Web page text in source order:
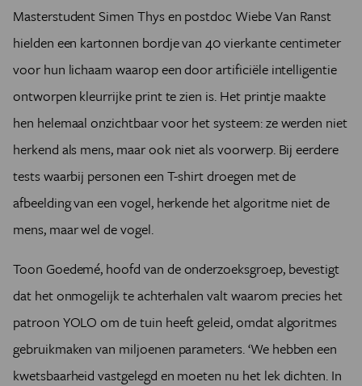
Masterstudent Simen Thys en postdoc Wiebe Van Ranst
hielden een kartonnen bordje van 40 vierkante centimeter
voor hun lichaam waarop een door artificiële intelligentie
ontworpen kleurrijke print te zien is. Het printje maakte
hen helemaal onzichtbaar voor het systeem: ze werden niet
herkend als mens, maar ook niet als voorwerp. Bij eerdere
tests waarbij personen een T-shirt droegen met de
afbeelding van een vogel, herkende het algoritme niet de
mens, maar wel de vogel.
Toon Goedemé, hoofd van de onderzoeksgroep, bevestigt
dat het onmogelijk te achterhalen valt waarom precies het
patroon YOLO om de tuin heeft geleid, omdat algoritmes
gebruikmaken van miljoenen parameters. ‘We hebben een
kwetsbaarheid vastgelegd en moeten nu het lek dichten. In